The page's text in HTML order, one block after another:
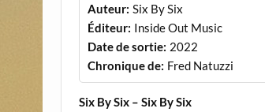
Auteur: Six By Six
Éditeur: Inside Out Music
Date de sortie: 2022
Chronique de: Fred Natuzzi
Six By Six – Six By Six